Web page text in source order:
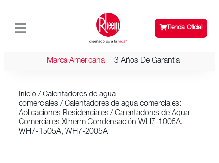
Tienda Oficial
Marca Americana 3 Años De Garantía
Inicio / Calentadores de agua
comerciales / Calentadores de agua comerciales:
Aplicaciones Residenciales / Calentadores de Agua
Comerciales Xtherm Condensación WH7-1005A,
WH7-1505A, WH7-2005A